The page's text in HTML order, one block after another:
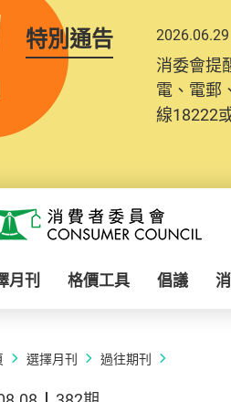
特別通告 2026.06.29
消委會提
電、電郵
線18222
者委員會
月刊 格價工具 倡議
選擇月刊 過往期刊